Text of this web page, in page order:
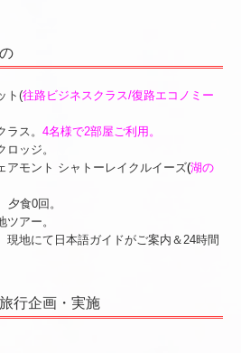
ト(往路ビジネスクラス/復路エコノミー
ス。 4名様で2部屋ご利用。
ッジ。
モント シャトーレイクルイーズ(湖の
夕食0回。
ツアー。
現地にて日本語ガイドがご案内＆24時間
行企画・実施